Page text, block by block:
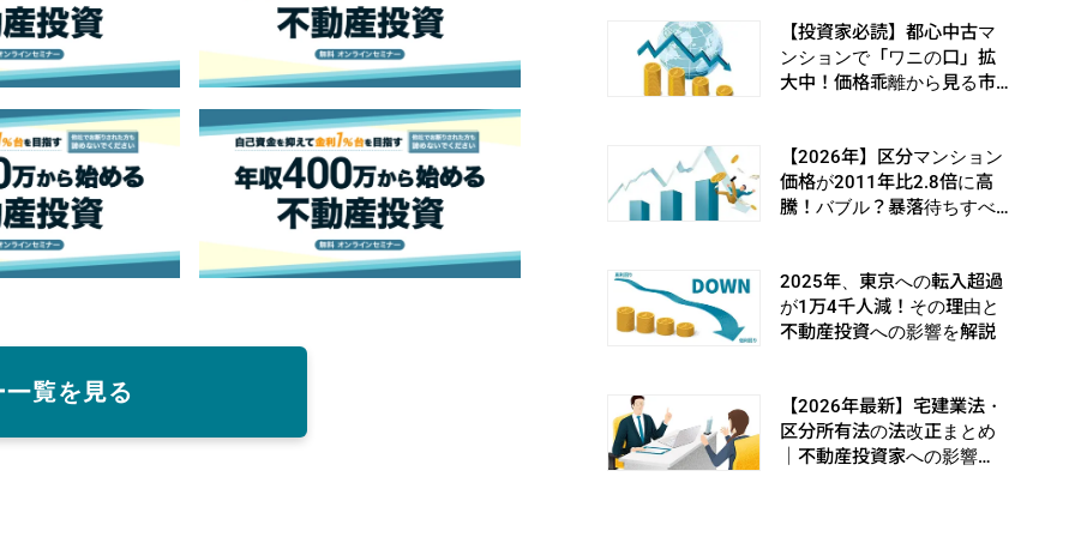
覧を見る
【投資家必読】都心中古マ
ンションで「ワニの口」拡
大中！価格乖離から見る市
【2026年】区分マンション
価格が2011年比2.8倍に高
騰！バブル？暴落待ちすべ
2025年、東京への転入超過
が1万4千人減！その理由と
不動産投資への影響を解説
【2026年最新】宅建業法・
区分所有法の法改正まとめ
｜不動産投資家への影響